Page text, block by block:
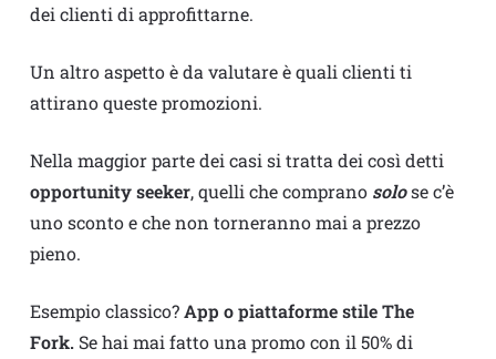
dei clienti di approfittarne.
Un altro aspetto è da valutare è quali clienti ti
attirano queste promozioni.
Nella maggior parte dei casi si tratta dei così detti
opportunity seeker, quelli che comprano solose c’è
uno sconto e che non torneranno mai a prezzo
pieno.
Esempio classico?App o piattaforme stile The
Fork.Se hai mai fatto una promo con il 50% di